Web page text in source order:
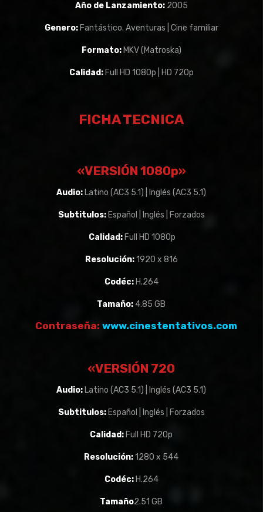
Año de Lanzamiento:2005
Genero: Fantástico. Aventuras | Cine familiar
Formato: MKV (Matroska)
Calidad: Full HD 1080p | HD 720p
FICHA TECNICA
«VERSIÓN 1080p»
Audio: Latino (AC3 5.1) | Inglés (AC3 5.1)
Subtitulos: Español | Inglés | Forzados
Calidad: Full HD 1080p
Resolución:1920 x 816
Codéc: H.264
Tamaño: 4.85 GB
Contraseña: www.cinestentativos.com
«VERSIÓN 720
Audio: Latino (AC3 5.1) | Inglés (AC3 5.1)
Subtitulos: Español | Inglés | Forzados
Calidad: Full HD 720p
Resolución:1280 x 544
Codéc: H.264
Tamaño2.51 GB